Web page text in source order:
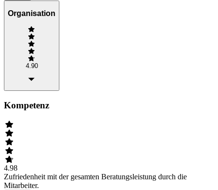
Organisation
4.90
Kompetenz
4.98
Zufriedenheit mit der gesamten Beratungsleistung durch die
Mitarbeiter.